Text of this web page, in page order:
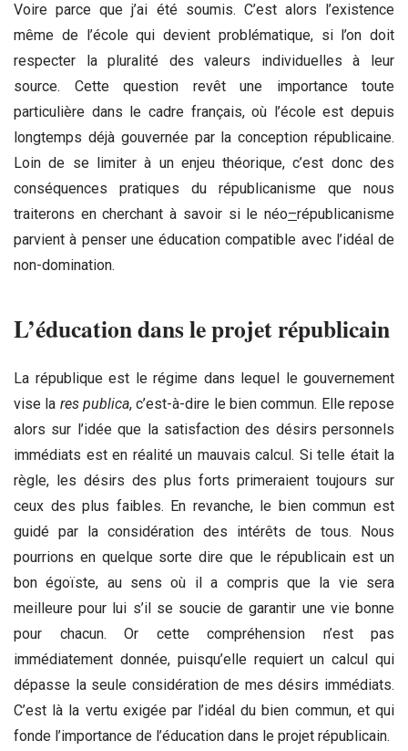
Voire parce que j’ai été soumis. C’est alors l’existence
même de l’école qui devient problématique, si l’on doit
respecter la pluralité des valeurs individuelles à leur
source. Cette question revêt une importance toute
particulière dans le cadre français, où l’école est depuis
longtemps déjà gouvernée par la conception républicaine.
Loin de se limiter à un enjeu théorique, c’est donc des
conséquences pratiques du républicanisme que nous
traiterons en cherchant à savoir si le néo–républicanisme
parvient à penser une éducation compatible avec l’idéal de
non-domination.
L’éducation dans le projet républicain
La république est le régime dans lequel le gouvernement
vise la res publica, c’est-à-dire le bien commun. Elle repose
alors sur l’idée que la satisfaction des désirs personnels
immédiats est en réalité un mauvais calcul. Si telle était la
règle, les désirs des plus forts primeraient toujours sur
ceux des plus faibles. En revanche, le bien commun est
guidé par la considération des intérêts de tous. Nous
pourrions en quelque sorte dire que le républicain est un
bon égoïste, au sens où il a compris que la vie sera
meilleure pour lui s’il se soucie de garantir une vie bonne
pour chacun. Or cette compréhension n’est pas
immédiatement donnée, puisqu’elle requiert un calcul qui
dépasse la seule considération de mes désirs immédiats.
C’est là la vertu exigée par l’idéal du bien commun, et qui
fonde l’importance de l’éducation dans le projet républicain.